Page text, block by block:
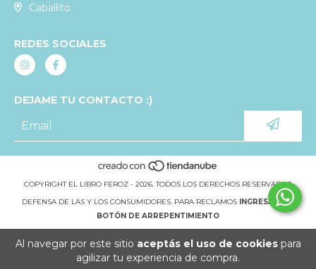
Al navegar por este sitio aceptás el uso de cookiespara
agilizar tu experiencia de compra.
Caballito
REDES SOCIALES
DEJAME TU CONTACTO :)
COPYRIGHT EL LIBRO FEROZ - 2026. TODOS LOS DERECHOS RESERVADOS.
DEFENSA DE LAS Y LOS CONSUMIDORES. PARA RECLAMOS
INGRESÁ ACÁ.
BOTÓN DE ARREPENTIMIENTO